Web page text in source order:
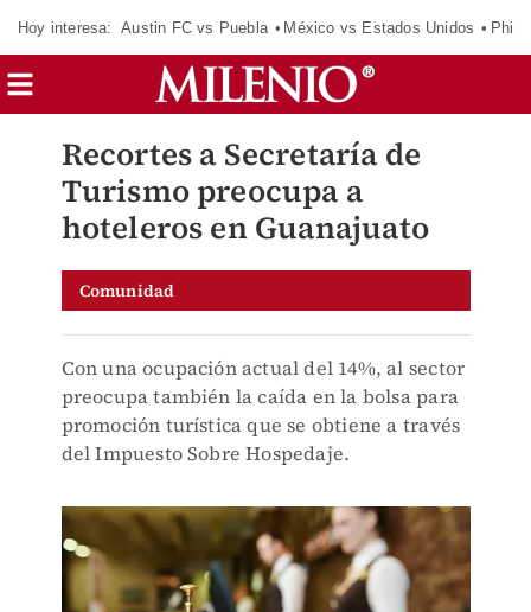
Hoy interesa: Austin FC vs Puebla México vs Estados Unidos
Recortes a Secretaría de
Turismo preocupa a
hoteleros en Guanajuato
Comunidad
Con una ocupación actual del 14%, al sector
preocupa también la caída en la bolsa para
promoción turística que se obtiene a través
del Impuesto Sobre Hospedaje.